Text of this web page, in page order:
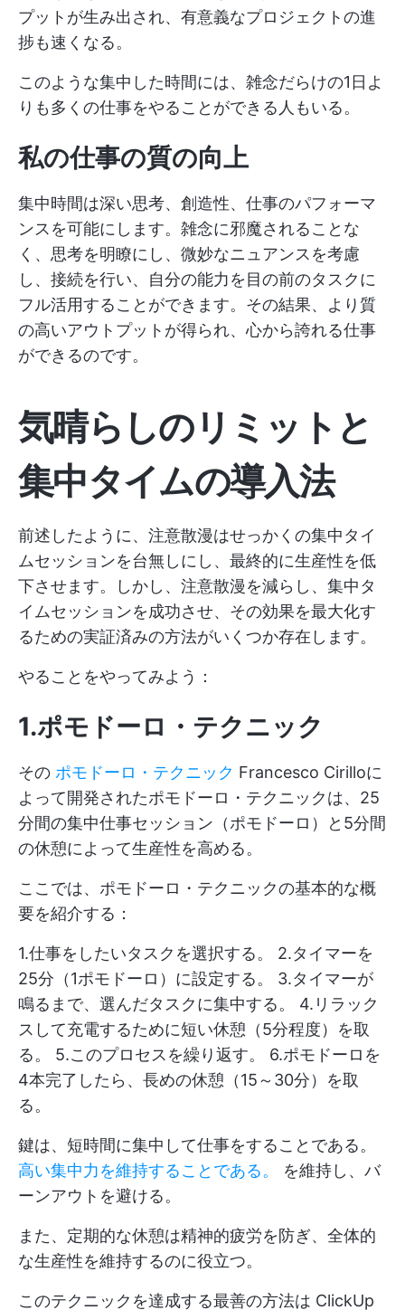
プットが生み出され、有意義なプロジェクトの進
捗も速くなる。
このような集中した時間には、雑念だらけの1日よ
りも多くの仕事をやることができる人もいる。
私の仕事の質の向上
集中時間は深い思考、創造性、仕事のパフォーマ
ンスを可能にします。雑念に邪魔されることな
く、思考を明瞭にし、微妙なニュアンスを考慮
し、接続を行い、自分の能力を目の前のタスクに
フル活用することができます。その結果、より質
の高いアウトプットが得られ、心から誇れる仕事
ができるのです。
気晴らしのリミットと
集中タイムの導入法
前述したように、注意散漫はせっかくの集中タイ
ムセッションを台無しにし、最終的に生産性を低
下させます。しかし、注意散漫を減らし、集中タ
イムセッションを成功させ、その効果を最大化す
るための実証済みの方法がいくつか存在します。
やることをやってみよう：
1.ポモドーロ・テクニック
その ポモドーロ・テクニック Francesco Cirilloに
よって開発されたポモドーロ・テクニックは、25
分間の集中仕事セッション（ポモドーロ）と5分間
の休憩によって生産性を高める。
ここでは、ポモドーロ・テクニックの基本的な概
要を紹介する：
1.仕事をしたいタスクを選択する。 2.タイマーを
25分（1ポモドーロ）に設定する。 3.タイマーが
鳴るまで、選んだタスクに集中する。 4.リラック
スして充電するために短い休憩（5分程度）を取
る。 5.このプロセスを繰り返す。 6.ポモドーロを
4本完了したら、長めの休憩（15～30分）を取
る。
鍵は、短時間に集中して仕事をすることである。
高い集中力を維持することである。
を維持し、バ
ーンアウトを避ける。
また、定期的な休憩は精神的疲労を防ぎ、全体的
な生産性を維持するのに役立つ。
このテクニックを達成する最善の方法は ClickUp